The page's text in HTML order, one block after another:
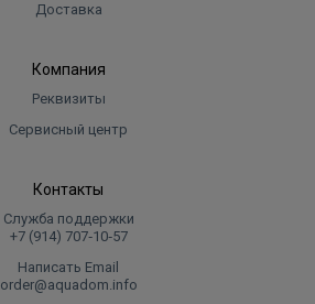
Доставка
Компания
Реквизиты
Сервисный центр
Контакты
Служба поддержки
+7 (914) 707‑10‑57
Написать Email
order@aquadom.info